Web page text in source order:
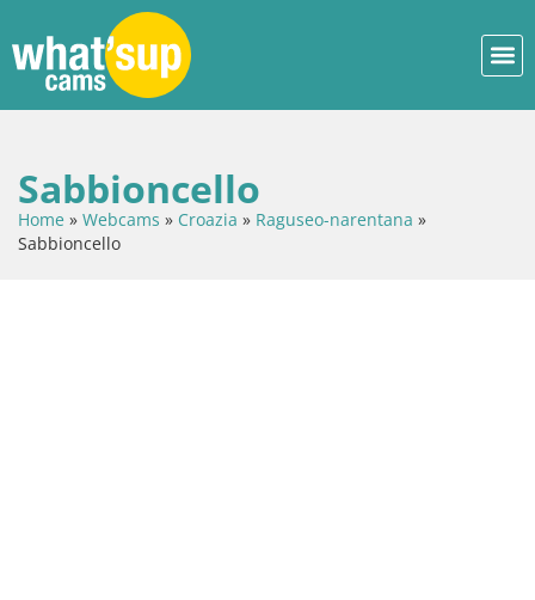
Sabbioncello
Home » Webcams » Croazia » Raguseo-narentana »
Sabbioncello